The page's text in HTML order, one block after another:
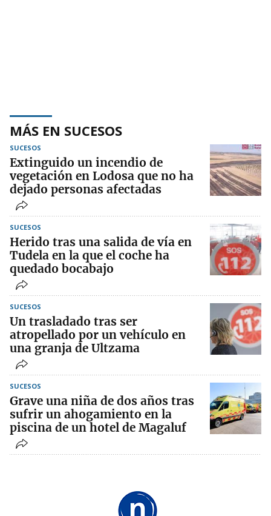
MÁS EN SUCESOS
SUCESOS
Extinguido un incendio de
vegetación en Lodosa que no ha
dejado personas afectadas
SUCESOS
Herido tras una salida de vía en
Tudela en la que el coche ha
quedado bocabajo
SUCESOS
Un trasladado tras ser
atropellado por un vehículo en
una granja de Ultzama
SUCESOS
Grave una niña de dos años tras
sufrir un ahogamiento en la
piscina de un hotel de Magaluf